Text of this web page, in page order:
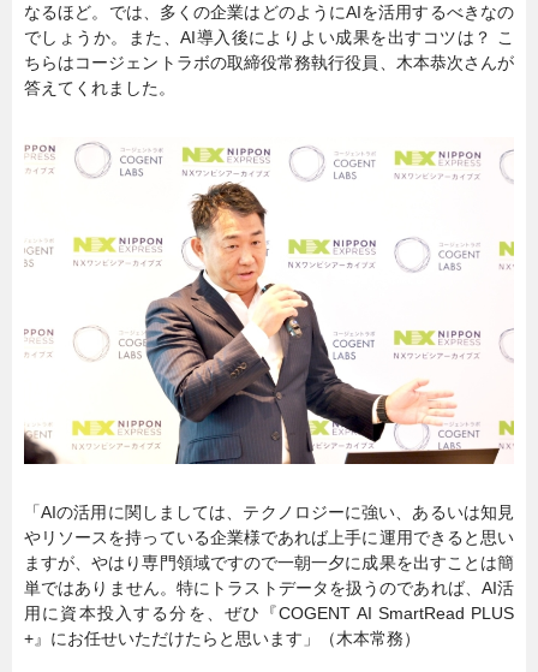
なるほど。では、多くの企業はどのようにAIを活用するべきなの
でしょうか。また、AI導入後によりよい成果を出すコツは？ こ
ちらはコージェントラボの取締役常務執行役員、木本恭次さんが
答えてくれました。
「AIの活用に関しましては、テクノロジーに強い、あるいは知見
やリソースを持っている企業様であれば上手に運用できると思い
ますが、やはり専門領域ですので一朝一夕に成果を出すことは簡
単ではありません。特にトラストデータを扱うのであれば、AI活
用に資本投入する分を、ぜひ『COGENT AI SmartRead PLUS
+』にお任せいただけたらと思います」（木本常務）